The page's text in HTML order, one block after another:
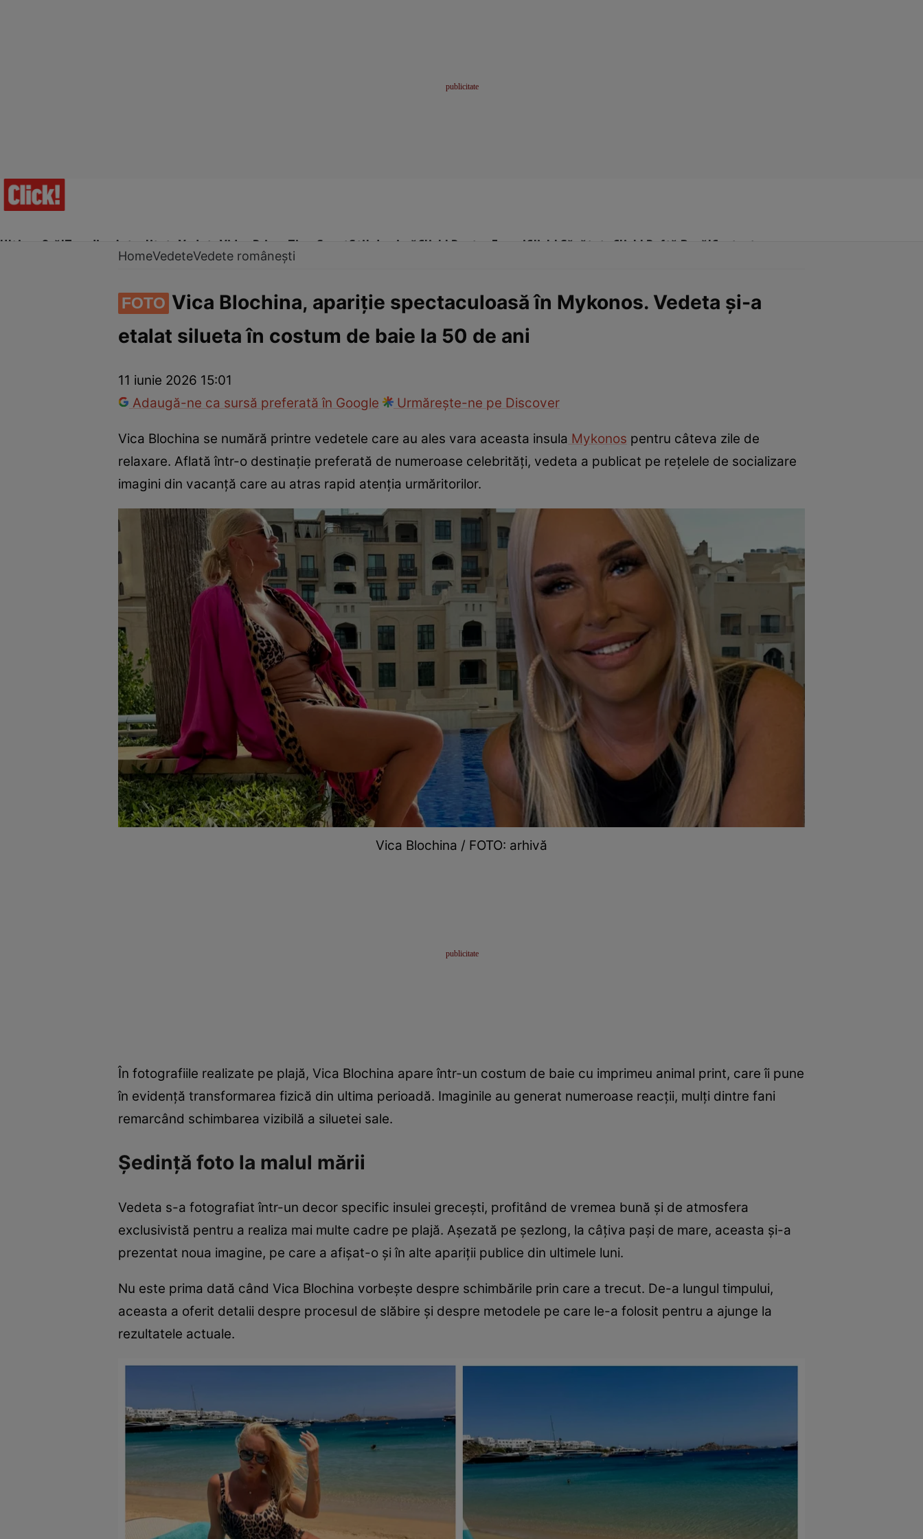
Ultima Oră!Trending Actualitate Vedete Video Prime Time SportStil de viațăClick! Pentru FemeiClick! Sănătate Click! Poftă Bună!Contact
Vedete internaționaleVedete româneștiInterviurile Click!Paparazzii Click!
HomeVedeteVedete românești
FOTO Vica Blochina, apariție spectaculoasă în Mykonos. Vedeta și-a
etalat silueta în costum de baie la 50 de ani
11 iunie 2026 15:01
Adaugă-ne ca sursă preferată în Google
Urmărește-ne pe Discover
Vica Blochina se numără printre vedetele care au ales vara aceasta insula Mykonos pentru câteva zile de
relaxare. Aflată într-o destinație preferată de numeroase celebrități, vedeta a publicat pe rețelele de socializare
imagini din vacanță care au atras rapid atenția urmăritorilor.
Vica Blochina / FOTO: arhivă
În fotografiile realizate pe plajă, Vica Blochina apare într-un costum de baie cu imprimeu animal print, care îi pune
în evidență transformarea fizică din ultima perioadă. Imaginile au generat numeroase reacții, mulți dintre fani
remarcând schimbarea vizibilă a siluetei sale.
Ședință foto la malul mării
Vedeta s-a fotografiat într-un decor specific insulei grecești, profitând de vremea bună și de atmosfera
exclusivistă pentru a realiza mai multe cadre pe plajă. Așezată pe șezlong, la câțiva pași de mare, aceasta și-a
prezentat noua imagine, pe care a afișat-o și în alte apariții publice din ultimele luni.
Nu este prima dată când Vica Blochina vorbește despre schimbările prin care a trecut. De-a lungul timpului,
aceasta a oferit detalii despre procesul de slăbire și despre metodele pe care le-a folosit pentru a ajunge la
rezultatele actuale.